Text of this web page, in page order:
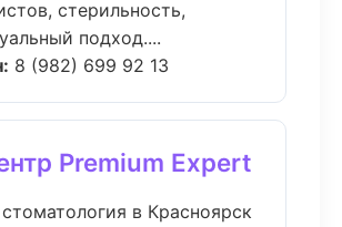
стерильность,
подход....
8 (982) 699 92 13
Premium Expert
в Красноярск